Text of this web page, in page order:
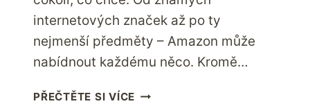
internetových značek až po ty
nejmenší předměty – Amazon může
nabídnout každému něco. Kromě…
PŘEČTĚTE SI VÍCE ZKUŠENOSTI